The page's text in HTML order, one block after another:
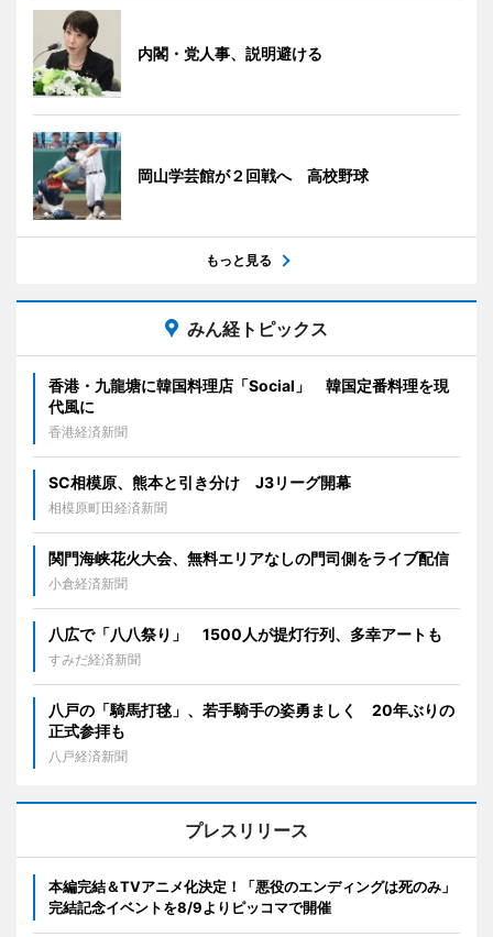
内閣・党人事、説明避ける
岡山学芸館が２回戦へ 高校野球
もっと見る
みん経トピックス
香港・九龍塘に韓国料理店「Social」 韓国定番料理を現
代風に
香港経済新聞
SC相模原、熊本と引き分け J3リーグ開幕
相模原町田経済新聞
関門海峡花火大会、無料エリアなしの門司側をライブ配信
小倉経済新聞
八広で「八八祭り」 1500人が提灯行列、多幸アートも
すみだ経済新聞
八戸の「騎馬打毬」、若手騎手の姿勇ましく 20年ぶりの
正式参拝も
八戸経済新聞
プレスリリース
本編完結＆TVアニメ化決定！「悪役のエンディングは死のみ」
完結記念イベントを8/9よりピッコマで開催